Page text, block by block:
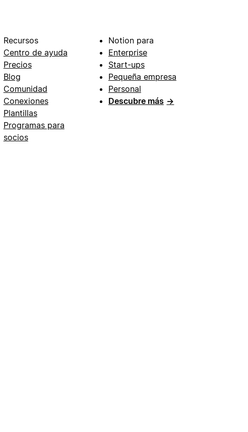
Recursos
Centro de ayuda
Precios
Blog
Comunidad
Conexiones
Plantillas
Programas para
socios
Notion para
Enterprise
Start-ups
Pequeña empresa
Personal
Descubre más →